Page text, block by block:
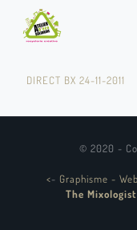
DIRECT BX 24-11-2011
© 2020 -
<- Graphisme -
The Mixologist